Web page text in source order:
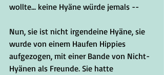
wollte... keine Hyäne würde jemals --
Nun, sie ist nicht irgendeine Hyäne, sie
wurde von einem Haufen Hippies
aufgezogen, mit einer Bande von Nicht-
Hyänen als Freunde. Sie hatte